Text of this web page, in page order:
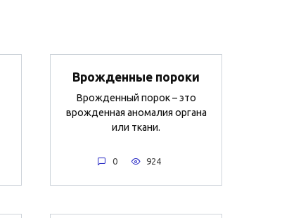
Врожденные пороки
Врожденный порок – это
врожденная аномалия органа
или ткани.
0 924